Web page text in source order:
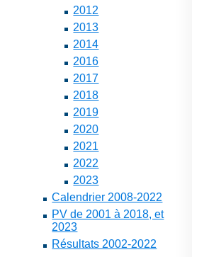
2012
2013
2014
2016
2017
2018
2019
2020
2021
2022
2023
Calendrier 2008-2022
PV de 2001 à 2018, et
2023
Résultats 2002-2022